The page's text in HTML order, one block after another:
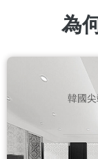
為
韓國